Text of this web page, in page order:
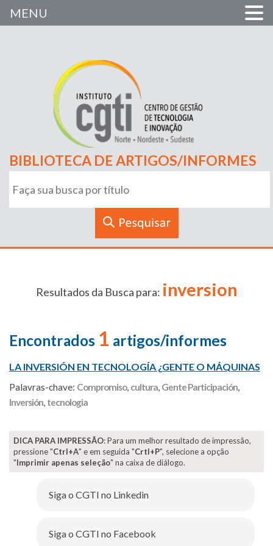
BIBLIOTECA DE ARTIGOS/INFORMES
Resultados da Busca para: inversion
Encontrados 1 artigos/informes
LA INVERSIÓN EN TECNOLOGÍA ¿GENTE O MÁQUINAS
Palavras-chave: Compromiso, cultura, Gente Participación,
Inversión, tecnologia
DICA PARA IMPRESSÃO: Para um melhor resultado de impressão,
pressione "Ctrl+A" e em seguida "Crtl+P", selecione a opção
"Imprimir apenas seleção" na caixa de diálogo.
Siga o CGTI no Linkedin
Siga o CGTI no Facebook
MENU